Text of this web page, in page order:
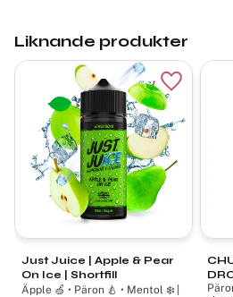
Liknande produkter
Just Juice | Apple & Pear
On Ice | Shortfill
Äpple 🍏 • Päron 🍐 • Mentol ❄️ |
Lägg till